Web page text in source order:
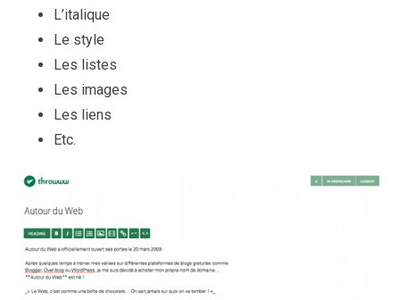
L’italique
Le style
Les listes
Les images
Les liens
Etc.